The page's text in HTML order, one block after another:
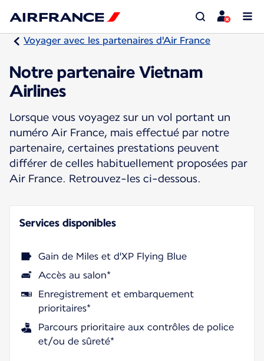
Voyager avec les partenaires d'Air France
Notre partenaire Vietnam
Airlines
Lorsque vous voyagez sur un vol portant un
numéro Air France, mais effectué par notre
partenaire, certaines prestations peuvent
différer de celles habituellement proposées par
Air France. Retrouvez-les ci-dessous.
Services disponibles
Gain de Miles et d'XP Flying Blue
Accès au salon*
Enregistrement et embarquement
prioritaires*
Parcours prioritaire aux contrôles de police
et/ou de sûreté*